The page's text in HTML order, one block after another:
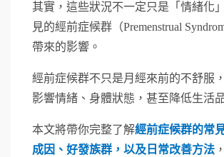
其實，這些狀況不一定只是「情緒化
見的經前症候群（Premenstrual
帶來的影響。
經前症候群不只是月經來前的不舒服
影響情緒、身體狀態，甚至降低生活
本文將帶你完整了解經前症候群的常
成因、好發族群，以及日常改善方法